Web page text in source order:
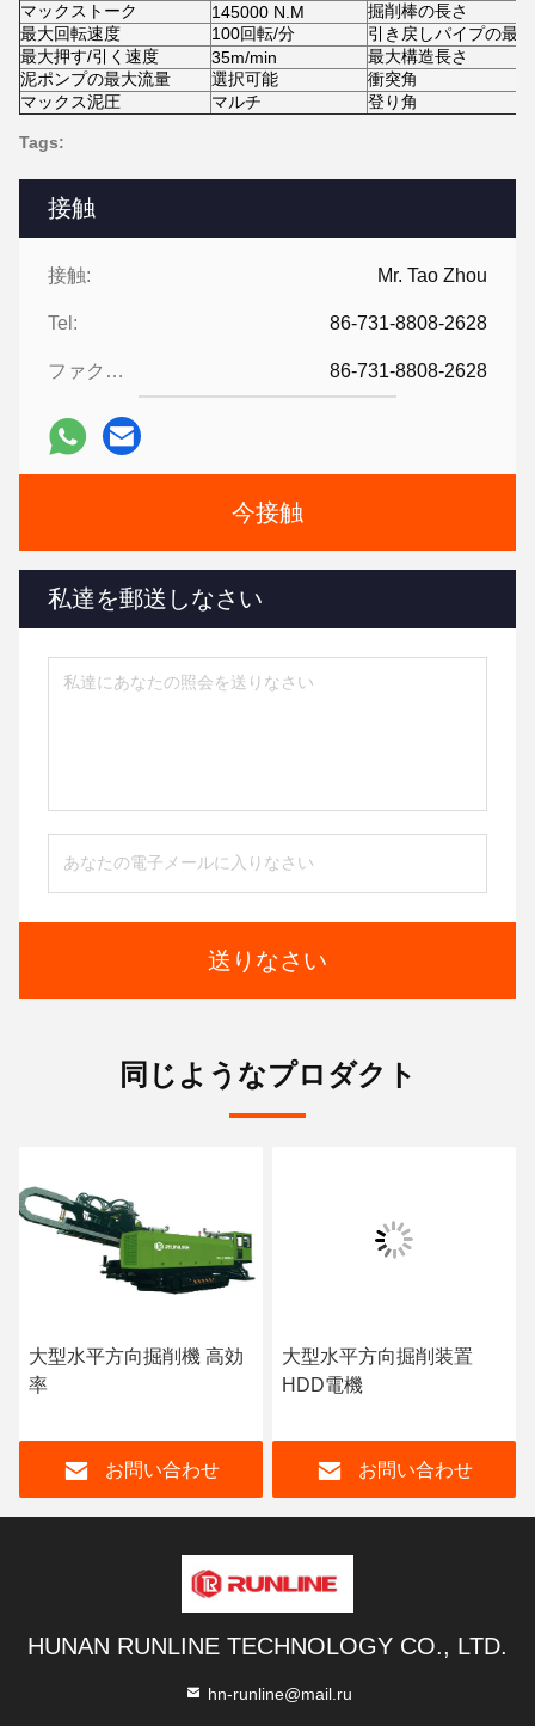
接触
接触: Mr. Tao Zhou
Tel: 86-731-8808-2628
ファクシミリ: 86-731-8808-2628
今接触
私達を郵送しなさい
送りなさい
マックストーク
145000 N.M
掘削棒の長さ
最大回転速度
100回転/分
引き戻しパイプの最
最大押す/引く速度
35m/min
最大構造長さ
泥ポンプの最大流量
選択可能
衝突角
マックス泥圧
マルチ 登り角
Tags:
同じようなプロダクト
大型水平方向掘削機 高効
率
お問い合わせ
大型水平方向掘削装置
HDD電機
お問い合わせ
HUNAN RUNLINE TECHNOLOGY CO., LTD.
hn-runline@mail.ru